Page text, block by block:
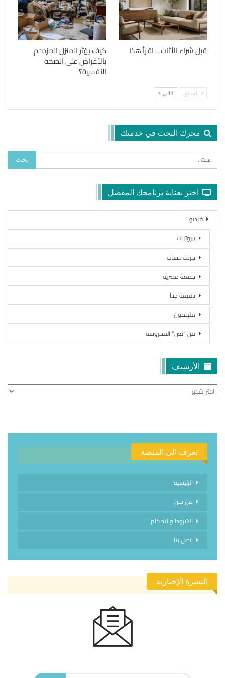
قبل شراء الأثاث… اقرأ هذا كيف يؤثر المنزل المزدحم
بالأغراض على الصحة
النفسية؟
السابق التالي
محرك البحث في خدمتك
اختر بعناية برنامجك المفضل
فيديو
بيروتيات
جردة حساب
جمعة مصرية
دقيقة جداً
ملهمون
من “نص” المحروسة
الأرشيف
الأرشيف
تعرف الى المنصة
الرئيسية
من نحن
الشروط والاحكام
اتصل بنا
النشرة الإخبارية